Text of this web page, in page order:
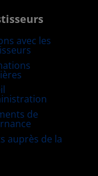
avec les
de
auprès de la